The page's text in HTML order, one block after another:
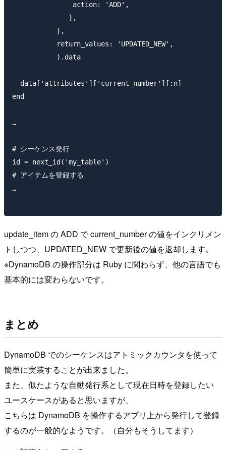
               action: 'ADD',
              },
           },
           return_values: 'UPDATED_NEW',
           ).data
  data['attributes']['current_number'][:n]
end
…
# シーケンス発行
id = next_id('my_table')
# アイテムを登録する
…
update_item の ADD で current_number の値をインクリメン
トしつつ、UPDATED_NEW で更新後の値を返却します。
※DynamoDB の操作部分は Ruby に関わらず、他の言語でも
基本的には変わらないです。
まとめ
DynamoDB でのシーケンスはアトミックカウンタを使って
簡単に実装することが出来ました。
また、似たような自動発行系として現在日時を登録したい
ユースケースがあると思いますが、
こちらは DynamoDB を操作するアプリ上から発行して登録
するのが一般的なようです。（自分もそうしてます）